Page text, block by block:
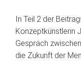
In Teil 2 der
Konzeptkünstlerin
Gespräch
die Zukunft der